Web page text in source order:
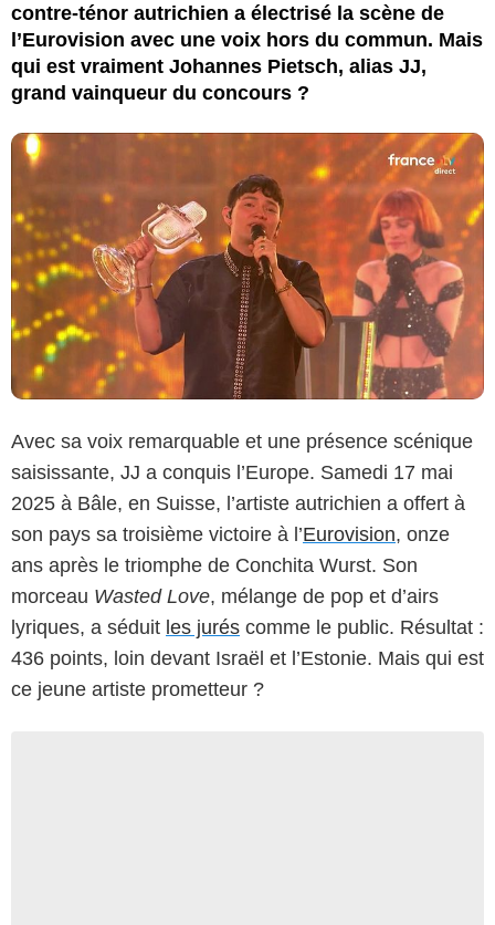
contre-ténor autrichien a électrisé la scène de
l’Eurovision avec une voix hors du commun. Mais
qui est vraiment Johannes Pietsch, alias JJ,
grand vainqueur du concours ?
Avec sa voix remarquable et une présence scénique
saisissante, JJ a conquis l’Europe. Samedi 17 mai
2025 à Bâle, en Suisse, l’artiste autrichien a offert à
son pays sa troisième victoire à l’Eurovision, onze
ans après le triomphe de Conchita Wurst. Son
morceau Wasted Love, mélange de pop et d’airs
lyriques, a séduit les jurés comme le public. Résultat :
436 points, loin devant Israël et l’Estonie. Mais qui est
ce jeune artiste prometteur ?